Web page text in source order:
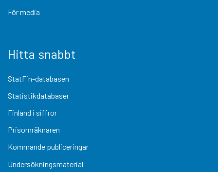
För media
Hitta snabbt
StatFin-databasen
Statistikdatabaser
Finland i siffror
Prisomräknaren
Kommande publiceringar
Undersökningsmaterial